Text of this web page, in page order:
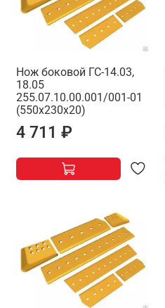
Нож боковой ГС-14.03,
18.05
255.07.10.00.001/001-01
(550х230х20)
4 711 ₽